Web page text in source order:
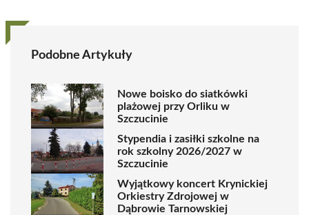
Podobne Artykuły
Nowe boisko do siatkówki
plażowej przy Orliku w
Szczucinie
Stypendia i zasiłki szkolne na
rok szkolny 2026/2027 w
Szczucinie
Wyjątkowy koncert Krynickiej
Orkiestry Zdrojowej w
Dąbrowie Tarnowskiej